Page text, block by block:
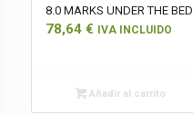
8.0 MARKS UNDER THE BED
78,64 € IVA INCLUIDO
Añadir al carrito